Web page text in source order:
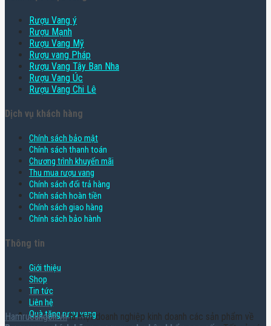
Rượu Vang ý
Rượu Mạnh
Rượu Vang Mỹ
Rượu vang Pháp
Rượu Vang Tây Ban Nha
Rượu Vang Úc
Rượu Vang Chi Lê
Dịch vụ khách hàng
Chính sách bảo mật
Chính sách thanh toán
Chương trình khuyến mãi
Thu mua rượu vang
Chính sách đổi trả hàng
Chính sách hoàn tiền
Chính sách giao hàng
Chính sách bảo hành
Thông tin
Giới thiệu
Shop
Tin tức
Liên hệ
Quà tặng rượu vang
Hamruoungon.vnlà một doanh nghiệp kinh doanh các sản phẩm về